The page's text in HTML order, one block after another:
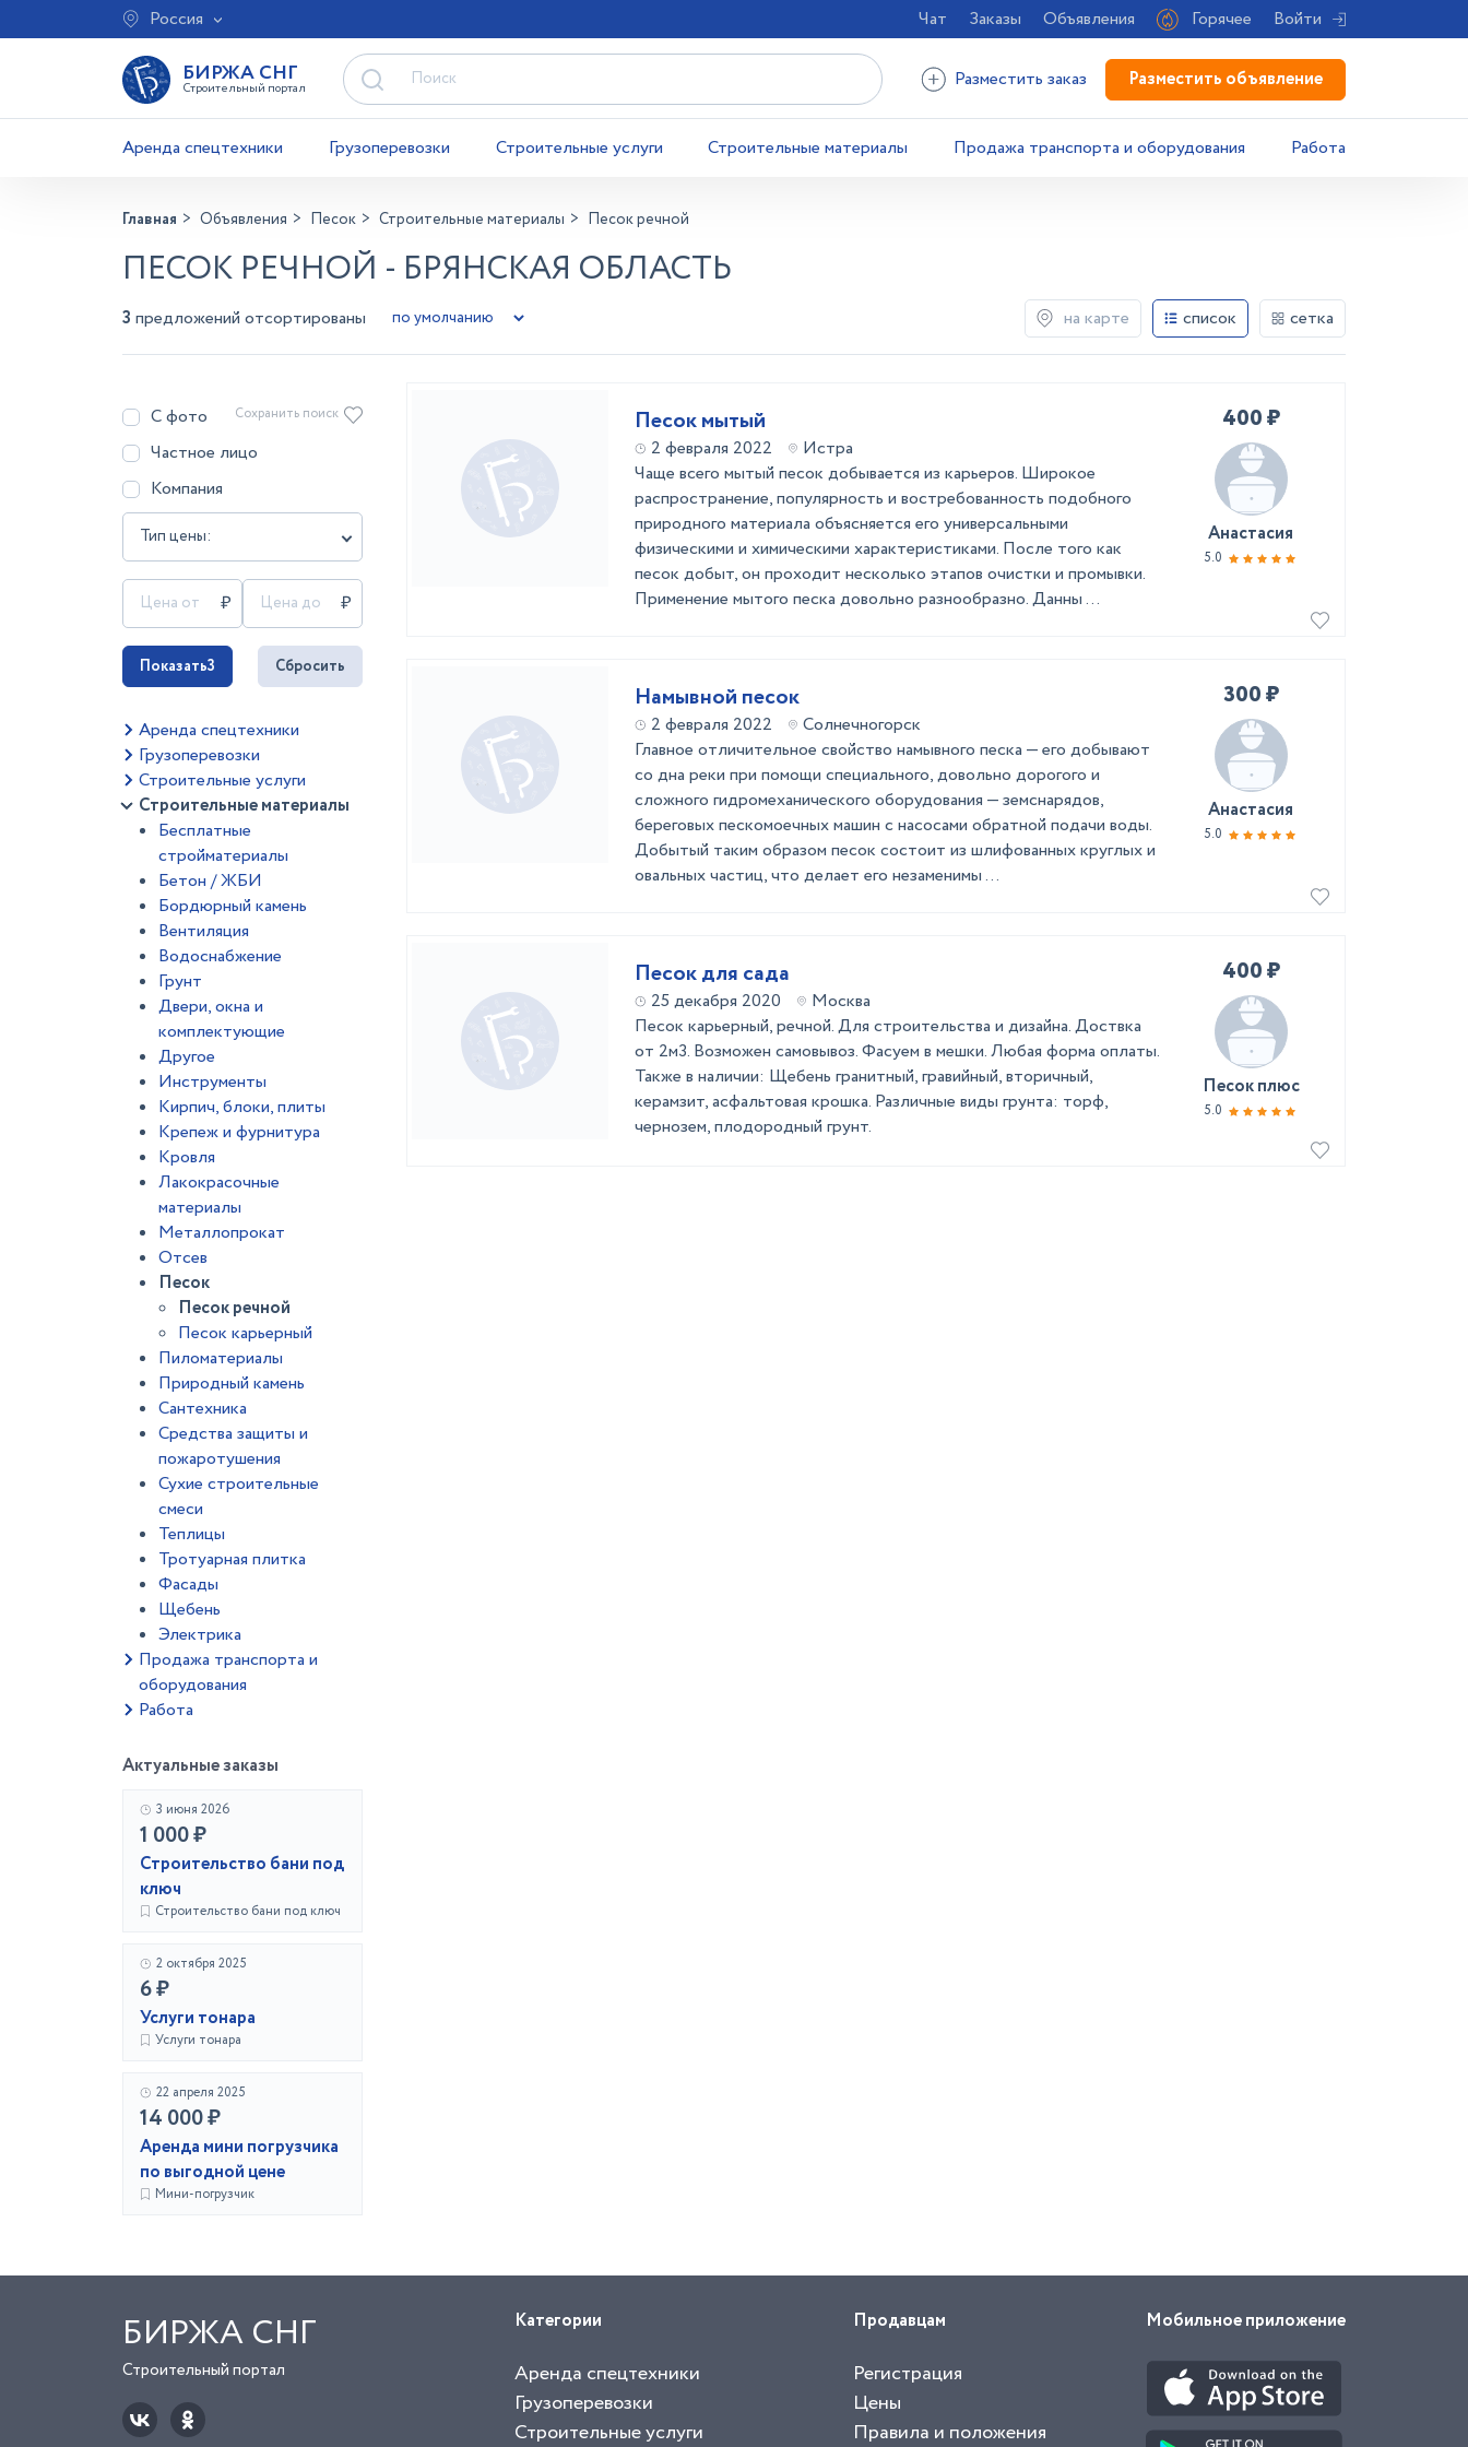
Россия Чат Заказы Объявления Горячее Войти
БИРЖА СНГ
Строительный портал Разместить заказ Разместить объявление
Аренда спецтехники Грузоперевозки Строительные услуги Строительные материалы Продажа транспорта и оборудования Работа
Главная Объявления Песок Строительные материалы Песок речной
ПЕСОК РЕЧНОЙ - БРЯНСКАЯ ОБЛАСТЬ
3 предложений отсортированы на карте список сетка
С фото
Частное лицо
Компания
Тип цены:
Сохранить поиск
Показать3 Сбросить
Аренда спецтехники
Грузоперевозки
Строительные услуги
Строительные материалы
Бесплатные
стройматериалы
Бетон / ЖБИ
Бордюрный камень
Вентиляция
Водоснабжение
Грунт
Двери, окна и
комплектующие
Другое
Инструменты
Кирпич, блоки, плиты
Крепеж и фурнитура
Кровля
Лакокрасочные
материалы
Металлопрокат
Отсев
Песок
Песок речной
Песок карьерный
Пиломатериалы
Природный камень
Сантехника
Средства защиты и
пожаротушения
Сухие строительные
смеси
Теплицы
Тротуарная плитка
Фасады
Щебень
Электрика
Продажа транспорта и
оборудования
Работа
Актуальные заказы
3 июня 2026
1 000 ₽
Строительство бани под
ключ
Строительство бани под ключ
2 октября 2025
6 ₽
Услуги тонара
Услуги тонара
22 апреля 2025
14 000 ₽
Аренда мини погрузчика
по выгодной цене
Мини-погрузчик
Песок мытый
2 февраля 2022
Истра
Чаще всего мытый песок добывается из карьеров. Широкое
распространение, популярность и востребованность подобного
природного материала объясняется его универсальными
физическими и химическими характеристиками. После того как
песок добыт, он проходит несколько этапов очистки и промывки.
Применение мытого песка довольно разнообразно. Данны ...
400 ₽
Анастасия
5.0
Намывной песок
2 февраля 2022
Солнечногорск
Главное отличительное свойство намывного песка — его добывают
со дна реки при помощи специального, довольно дорогого и
сложного гидромеханического оборудования — земснарядов,
береговых пескомоечных машин с насосами обратной подачи воды.
Добытый таким образом песок состоит из шлифованных круглых и
овальных частиц, что делает его незаменимы ...
300 ₽
Анастасия
5.0
Песок для сада
25 декабря 2020
Москва
Песок карьерный, речной. Для строительства и дизайна. Доствка
от 2м3. Возможен самовывоз. Фасуем в мешки. Любая форма оплаты.
Также в наличии: Щебень гранитный, гравийный, вторичный,
керамзит, асфальтовая крошка. Различные виды грунта: торф,
чернозем, плодородный грунт.
400 ₽
Песок плюс
5.0
БИРЖА СНГ
Строительный портал
Категории
Аренда спецтехники
Грузоперевозки
Строительные услуги
Продавцам
Регистрация
Цены
Правила и положения
Мобильное приложение